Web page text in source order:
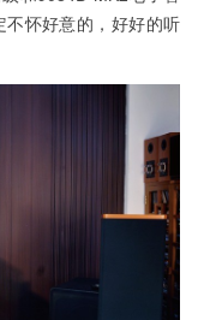
怀好意的，好好的听